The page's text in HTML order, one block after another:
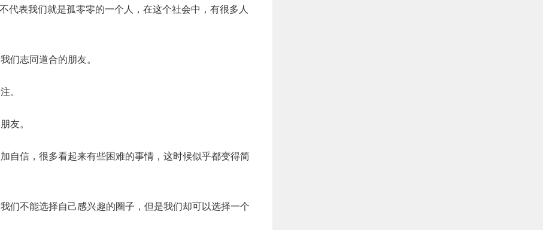
代表我们就是孤零零的一个人，在这个社会中，有很多人
们志同道合的朋友。
。
友。
自信，很多看起来有些困难的事情，这时候似乎都变得简
们不能选择自己感兴趣的圈子，但是我们却可以选择一个